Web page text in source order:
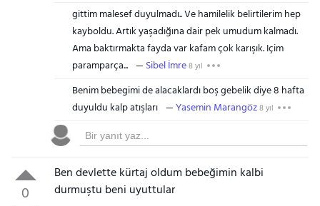
gittim malesef duyulmadı.. Ve hamilelik belirtilerim hep
kayboldu. Artık yaşadığına dair pek umudum kalmadı.
Ama baktırmakta fayda var kafam çok karışık. Içim
paramparça...
Sibel İmre8 yıl
Benim bebegimi de alacaklardı boş gebelik diye 8 hafta
duyuldu kalp atışları
Yasemin Marangöz8 yıl
0
Ben devlette kürtaj oldum bebeğimin kalbi
durmuştu beni uyuttular